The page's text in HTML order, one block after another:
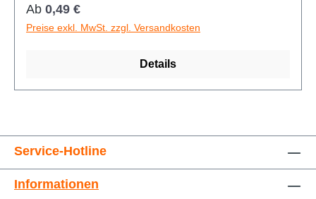
Regulärer Preis:
Ab 0,49 €
Preise exkl. MwSt. zzgl. Versandkosten
Details
Service-Hotline
Informationen